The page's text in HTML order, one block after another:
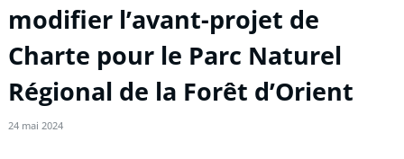
modifier l’avant-projet de
Charte pour le Parc Naturel
Régional de la Forêt d’Orient
24 mai 2024